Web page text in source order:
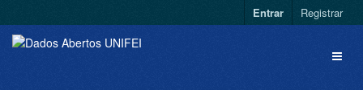
Entrar Registrar